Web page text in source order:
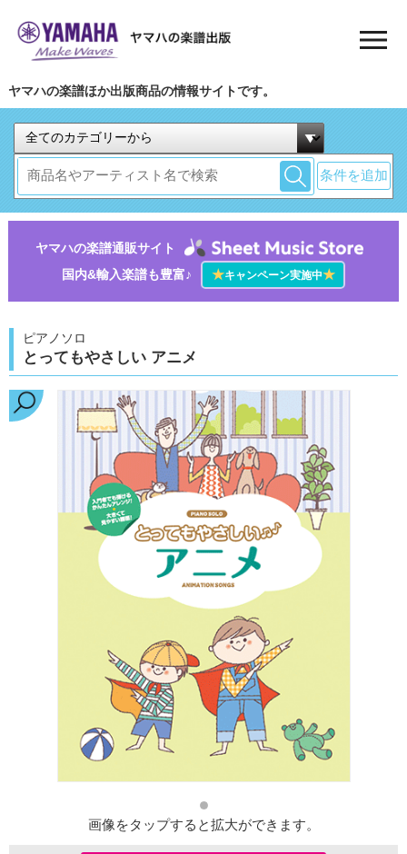
ヤマハの楽譜ほか出版商品の情報サイトです。
条件を追加
ヤマハの楽譜通販サイト
国内&輸入楽譜も豊富♪
★キャンペーン実施中★
ピアノソロ
とってもやさしい アニメ
画像をタップすると拡大ができます。